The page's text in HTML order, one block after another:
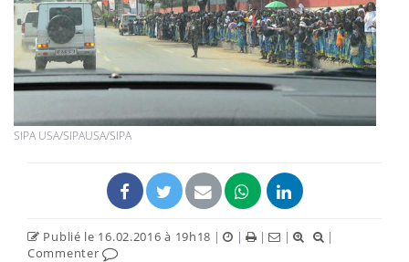
SIPA USA/SIPAUSA/SIPA
Publié le 16.02.2016 à 19h18 | | | |
|
Commenter